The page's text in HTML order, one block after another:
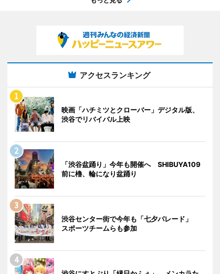
アクセスランキング
映画「ハチミツとクローバー」デジタル版、
渋谷でリバイバル上映
「渋谷盆踊り」今年も開催へ SHIBUYA109
前に櫓、輪になり盆踊り
渋谷センター街で今年も「七夕パレード」
スポーツチームらも参加